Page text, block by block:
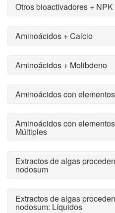
Otros bioactivadores + NPK
Aminoácidos + Calcio
Aminoácidos + Molibdeno
Aminoácidos con
Aminoácidos con
Múltiples
Extractos de algas
nodosum
Extractos de algas
nodosum: Líquidos